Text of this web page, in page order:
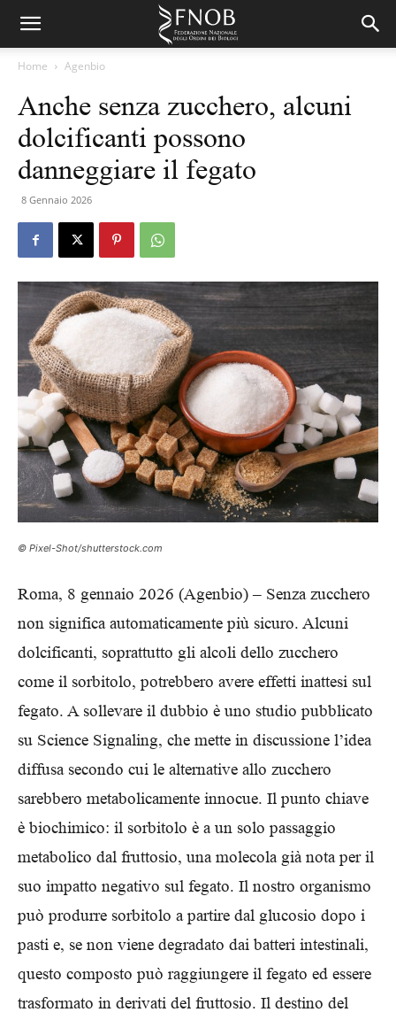
Home Agenbio
Anche senza zucchero, alcuni
dolcificanti possono
danneggiare il fegato
8 Gennaio 2026
© Pixel-Shot/shutterstock.com
Roma, 8 gennaio 2026 (Agenbio) – Senza zucchero
non significa automaticamente più sicuro. Alcuni
dolcificanti, soprattutto gli alcoli dello zucchero
come il sorbitolo, potrebbero avere effetti inattesi sul
fegato. A sollevare il dubbio è uno studio pubblicato
su Science Signaling, che mette in discussione l’idea
diffusa secondo cui le alternative allo zucchero
sarebbero metabolicamente innocue. Il punto chiave
è biochimico: il sorbitolo è a un solo passaggio
metabolico dal fruttosio, una molecola già nota per il
suo impatto negativo sul fegato. Il nostro organismo
può produrre sorbitolo a partire dal glucosio dopo i
pasti e, se non viene degradato dai batteri intestinali,
questo composto può raggiungere il fegato ed essere
trasformato in derivati del fruttosio. Il destino del